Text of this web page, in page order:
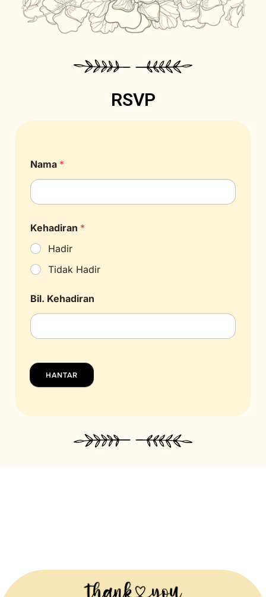
RSVP
Nama *
Kehadiran *
Hadir
Tidak Hadir
Bil. Kehadiran
HANTAR